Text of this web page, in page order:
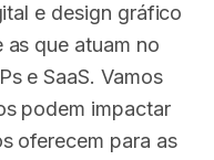
e design gráfico
as que atuam no
e SaaS. Vamos
podem impactar
oferecem para as